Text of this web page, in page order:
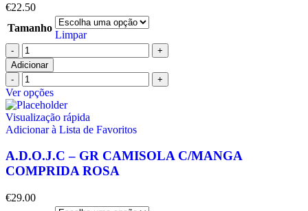
€22.50
Tamanho
Limpar
Adicionar
Ver opções
Visualização rápida
Adicionar à Lista de Favoritos
A.D.O.J.C – GR CAMISOLA C/MANGA
COMPRIDA ROSA
€29.00